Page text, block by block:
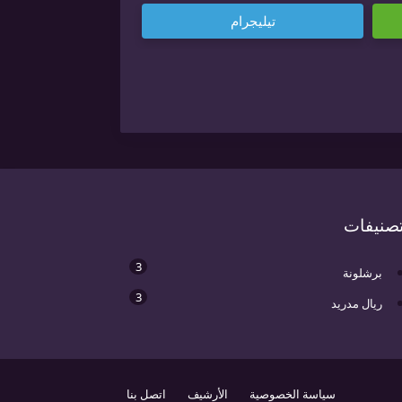
تيليجرام
برشلونة 3
ريال مدريد 3
سياسة الخصوصية الأرشيف اتصل بنا